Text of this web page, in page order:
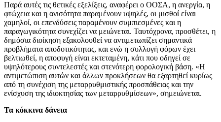
Παρά αυτές τις θετικές εξελίξεις, αναφέρει ο ΟΟΣΑ, η ανεργία, η
φτώχεια και η ανισότητα παραμένουν υψηλές, οι μισθοί είναι
χαμηλοί, οι επενδύσεις παραμένουν συμπιεσμένες και η
παραγωγικότητα συνεχίζει να μειώνεται. Ταυτόχρονα, προσθέτει, η
δημόσια διοίκηση εξακολουθεί να αντιμετωπίζει σημαντικά
προβλήματα αποδοτικότητας, και ενώ η συλλογή φόρων έχει
βελτιωθεί, η αποφυγή είναι εκτεταμένη, κάτι που οδηγεί σε
υψηλότερους συντελεστές και στενότερη φορολογική βάση. «Η
αντιμετώπιση αυτών και άλλων προκλήσεων θα εξαρτηθεί κυρίως
από τη συνέχιση της μεταρρυθμιστικής προσπάθειας και την
ενίσχυση της ιδιοκτησίας των μεταρρυθμίσεων», σημειώνεται.
Τα κόκκινα δάνεια